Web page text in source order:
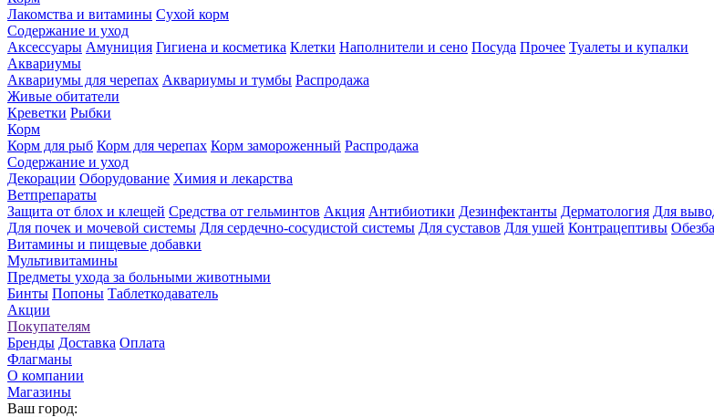
Лакомства и витамины Сухой корм
Содержание и уход
Аксессуары Амуниция Гигиена и косметика Клетки Наполнители и сено Посуда Прочее Туалеты и купалки
Аквариумы
Аквариумы для черепах Аквариумы и тумбы Распродажа
Живые обитатели
Креветки Рыбки
Корм
Корм для рыб Корм для черепах Корм замороженный Распродажа
Содержание и уход
Декорации Оборудование Химия и лекарства
Ветпрепараты
Защита от блох и клещей Средства от гельминтов Акция Антибиотики Дезинфектанты Дерматология Для
Для почек и мочевой системы Для сердечно-сосудистой системы Для суставов Для ушей Контрацептивы
Витамины и пищевые добавки
Мультивитамины
Предметы ухода за больными животными
Бинты Попоны Таблеткодаватель
Акции
Покупателям
Бренды Доставка Оплата
Флагманы
О компании
Магазины
Ваш город: